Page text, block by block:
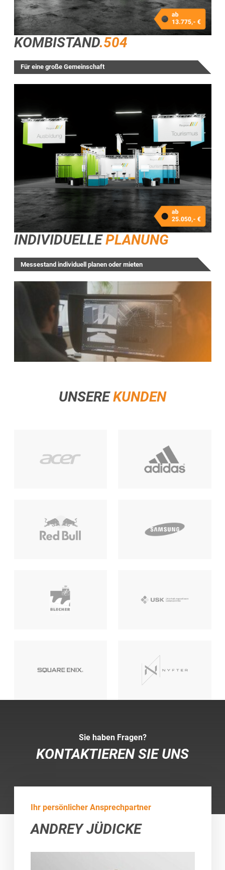
KOMBISTAND.504
Für eine große Gemeinschaft
INDIVIDUELLEPLANUNG
Messestand individuell planen oder mieten
UNSEREKUNDEN
Sie haben Fragen?
KONTAKTIEREN SIE UNS
Ihr persönlicher Ansprechpartner
ANDREY JÜDICKE